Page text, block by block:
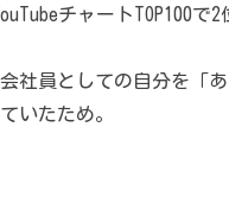
チャートTOP100
社員としての自分を「
いたため。